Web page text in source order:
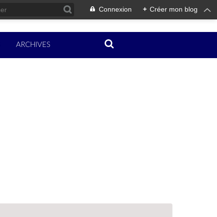
Connexion + Créer mon blog
ARCHIVES